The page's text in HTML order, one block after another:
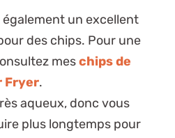
également un excellent
des chips. Pour une
meschips de
Fryer.
aqueux, donc vous
plus longtemps pour